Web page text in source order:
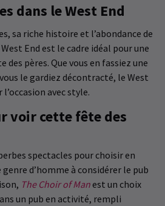
dans le West End
sa riche histoire et l’abondance de
End est le cadre idéal pour une
des pères. Que vous en fassiez une
le gardiez décontracté, le West
avec style.
voir cette fête des
spectacles pour choisir en
d’homme à considérer le pub
The Choir of Man est un choix
un pub en activité, rempli